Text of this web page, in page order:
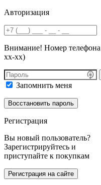
Авторизация
Внимание! Номер
хх-хх)
Запомнить меня
Регистрация
Вы новый пользователь?
Зарегистрируйтесь и
приступайте к покупкам